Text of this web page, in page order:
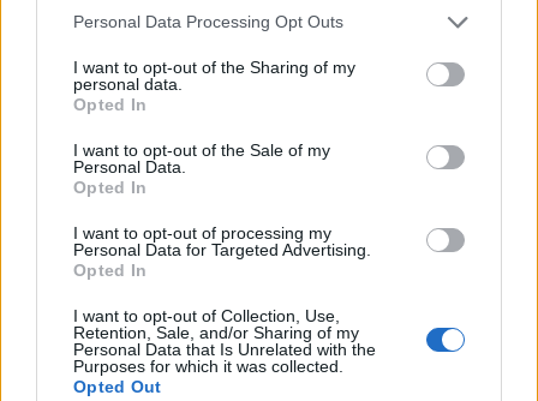
Personal Data Processing Opt Outs
I want to opt-out of the Sharing of my
personal data.
Opted In
I want to opt-out of the Sale of my
Personal Data.
Opted In
I want to opt-out of processing my
Personal Data for Targeted Advertising.
Opted In
I want to opt-out of Collection, Use,
Retention, Sale, and/or Sharing of my
Personal Data that Is Unrelated with the
Purposes for which it was collected.
Opted Out